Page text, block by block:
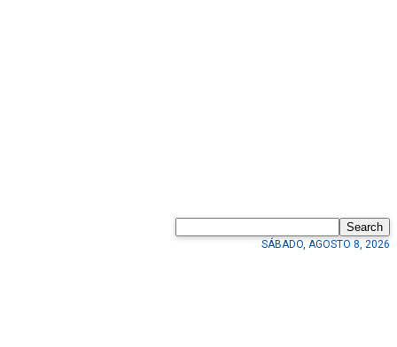
Search
SÁBADO, AGOSTO 8, 2026